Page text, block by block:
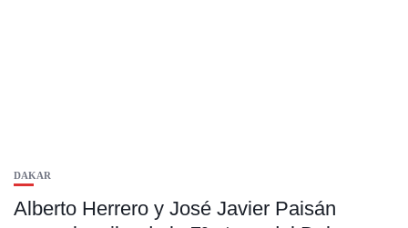
DAKAR
Alberto Herrero y José Javier Paisán